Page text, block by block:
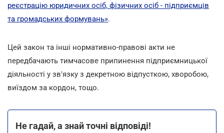
реєстрацію юридичних осіб, фізичних осіб - підприємців
та громадських формувань».
Цей закон та інші нормативно-правові акти не
передбачають тимчасове припинення підприємницької
діяльності у зв'язку з декретною відпусткою, хворобою,
виїздом за кордон, тощо.
Не гадай, а знай точні відповіді!